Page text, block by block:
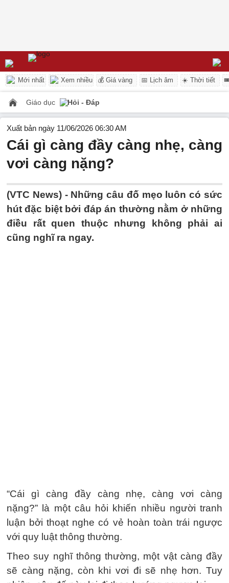
Mới nhất Xem nhiều 💰 Giá vàng 📅 Lịch âm ☀️ Thời tiết
Giáo dục Hỏi - Đáp
Xuất bản ngày 11/06/2026 06:30 AM
Cái gì càng đầy càng nhẹ, càng
vơi càng nặng?
(VTC News) - Những câu đố mẹo luôn có sức
hút đặc biệt bởi đáp án thường nằm ở những
điều rất quen thuộc nhưng không phải ai
cũng nghĩ ra ngay.
“Cái gì càng đầy càng nhẹ, càng vơi càng
nặng?” là một câu hỏi khiến nhiều người tranh
luận bởi thoạt nghe có vẻ hoàn toàn trái ngược
với quy luật thông thường.
Theo suy nghĩ thông thường, một vật càng đầy
sẽ càng nặng, còn khi vơi đi sẽ nhẹ hơn. Tuy